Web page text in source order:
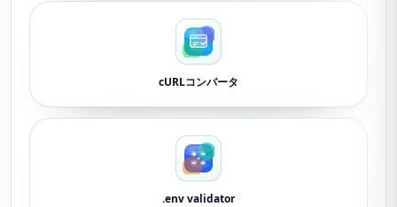
cURLコンバータ
.env validator